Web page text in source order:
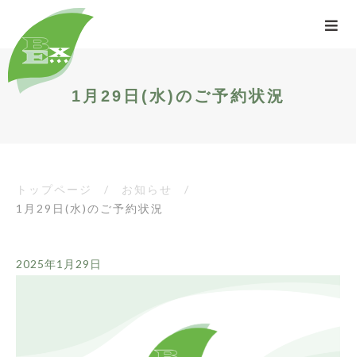
1月29日(水)のご予約状況
トップページ / お知らせ
/
1月29日(水)のご予約状況
2025年1月29日